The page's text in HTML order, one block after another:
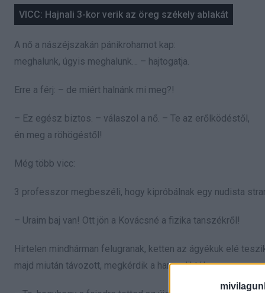
VICC: Hajnali 3-kor verik az öreg székely ablakát
A nő a nászéjszakán pánikrohamot kap:
meghalunk, úgyis meghalunk… – hajtogatja.
Erre a férj: – de miért halnánk mi meg?!
– Ez egész biztos. – válaszol a nő. – Te az erőlködéstől,
én meg a röhögéstől!
Még több vicc:
3 professzor megbeszéli, hogy kipróbálnak egy nudista
– Uraim baj van! Ott jön a Kovácsné a fizika tanszékről!
Hirtelen mindhárman felugranak, ketten az ágyékuk elé
majd miután távozott, megkérdik a harmadiktól: